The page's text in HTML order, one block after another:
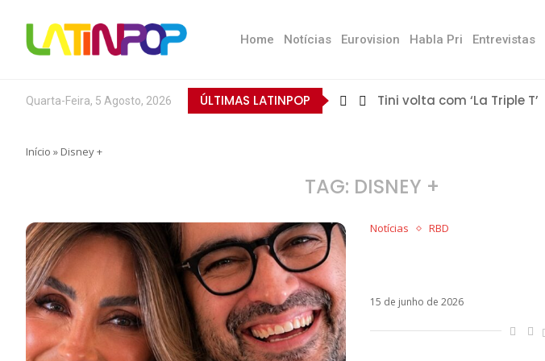
Home Notícias Eurovision Habla Pri Entrevistas
Quarta-Feira, 5 Agosto, 2026 ÚLTIMAS LATINPOP Tini volta com ‘La Triple T’
Início » Disney +
TAG: DISNEY +
Notícias RBD
15 de junho de 2026